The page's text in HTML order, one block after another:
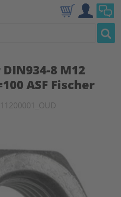
8 M12
ASF Fischer